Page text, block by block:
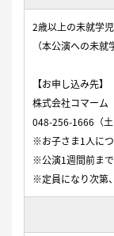
2歳以上の未就学
（本公演への未
【お申し込み先】
株式会社コマーム
048-256-1666（土
※お子さま1人につ
※公演1週間前まで
※定員になり次第